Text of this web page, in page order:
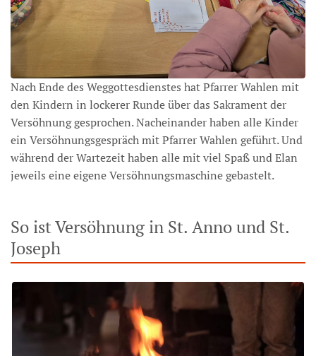
Nach Ende des Weggottesdienstes hat Pfarrer Wahlen mit
den Kindern in lockerer Runde über das Sakrament der
Versöhnung gesprochen. Nacheinander haben alle Kinder
ein Versöhnungsgespräch mit Pfarrer Wahlen geführt. Und
während der Wartezeit haben alle mit viel Spaß und Elan
jeweils eine eigene Versöhnungsmaschine gebastelt.
So ist Versöhnung in St. Anno und St.
Joseph